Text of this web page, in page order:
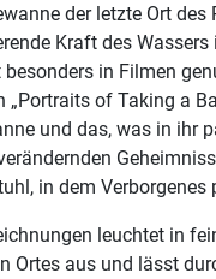
der letzte Ort
Kraft des Wassers
besonders in Filmen
„Portraits of Taking a
und das, was in ihr
in dem Verborgenes
leuchtet in
Ortes aus und lässt